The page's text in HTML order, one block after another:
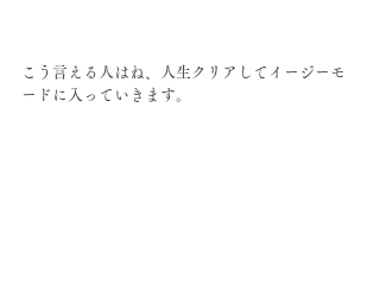
こう言える人はね、人生クリアしてイージーモ
ードに入っていきます。